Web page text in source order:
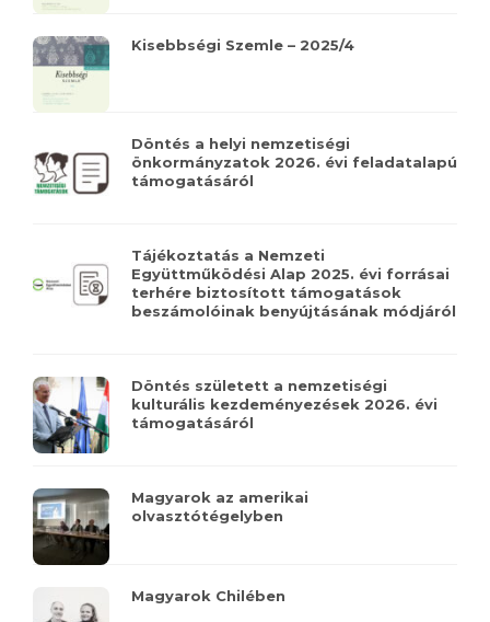
Kisebbségi Szemle – 2025/4
Döntés a helyi nemzetiségi
önkormányzatok 2026. évi feladatalapú
támogatásáról
Tájékoztatás a Nemzeti
Együttműködési Alap 2025. évi forrásai
terhére biztosított támogatások
beszámolóinak benyújtásának módjáról
Döntés született a nemzetiségi
kulturális kezdeményezések 2026. évi
támogatásáról
Magyarok az amerikai
olvasztótégelyben
Magyarok Chilében